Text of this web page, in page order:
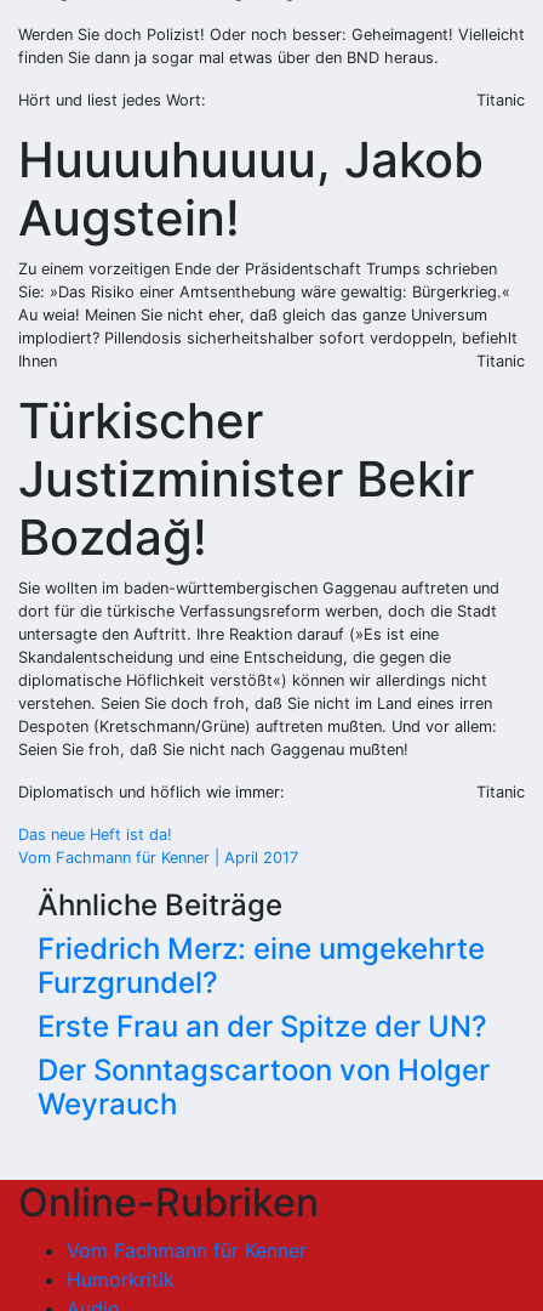
Werden Sie doch Polizist! Oder noch besser: Geheimagent! Vielleicht
finden Sie dann ja sogar mal etwas über den BND heraus.
Hört und liest jedes Wort: Titanic
Huuuuhuuuu, Jakob
Augstein!
Zu einem vorzeitigen Ende der Präsidentschaft Trumps schrieben
Sie: »Das Risiko einer Amtsenthebung wäre gewaltig: Bürgerkrieg.«
Au weia! Meinen Sie nicht eher, daß gleich das ganze Universum
implodiert? Pillendosis sicherheitshalber sofort verdoppeln, befiehlt
Ihnen
Titanic
Türkischer
Justizminister Bekir
Bozdağ!
Sie wollten im baden-württembergischen Gaggenau auftreten und
dort für die türkische Verfassungsreform werben, doch die Stadt
untersagte den Auftritt. Ihre Reaktion darauf (»Es ist eine
Skandalentscheidung und eine Entscheidung, die gegen die
diplomatische Höflichkeit verstößt«) können wir allerdings nicht
verstehen. Seien Sie doch froh, daß Sie nicht im Land eines irren
Despoten (Kretschmann/Grüne) auftreten mußten. Und vor allem:
Seien Sie froh, daß Sie nicht nach Gaggenau mußten!
Diplomatisch und höflich wie immer: Titanic
Beitragsnavigation
Das neue Heft ist da!
Vom Fachmann für Kenner | April 2017
Ähnliche Beiträge
Friedrich Merz: eine umgekehrte
Furzgrundel?
Erste Frau an der Spitze der UN?
Der Sonntagscartoon von Holger
Weyrauch
Online-Rubriken
Vom Fachmann für Kenner
Humorkritik